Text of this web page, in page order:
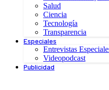
Salud
Ciencia
Tecnología
Transparencia
Especiales
Entrevistas
Videopodcast
Publicidad